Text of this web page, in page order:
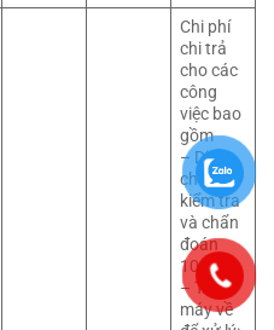
Chi phí
chi trả
cho các
công
việc bao
gồm
– Di
chuyển,
kiểm tra
và chẩn
đoán
100k
– Tháo
máy về